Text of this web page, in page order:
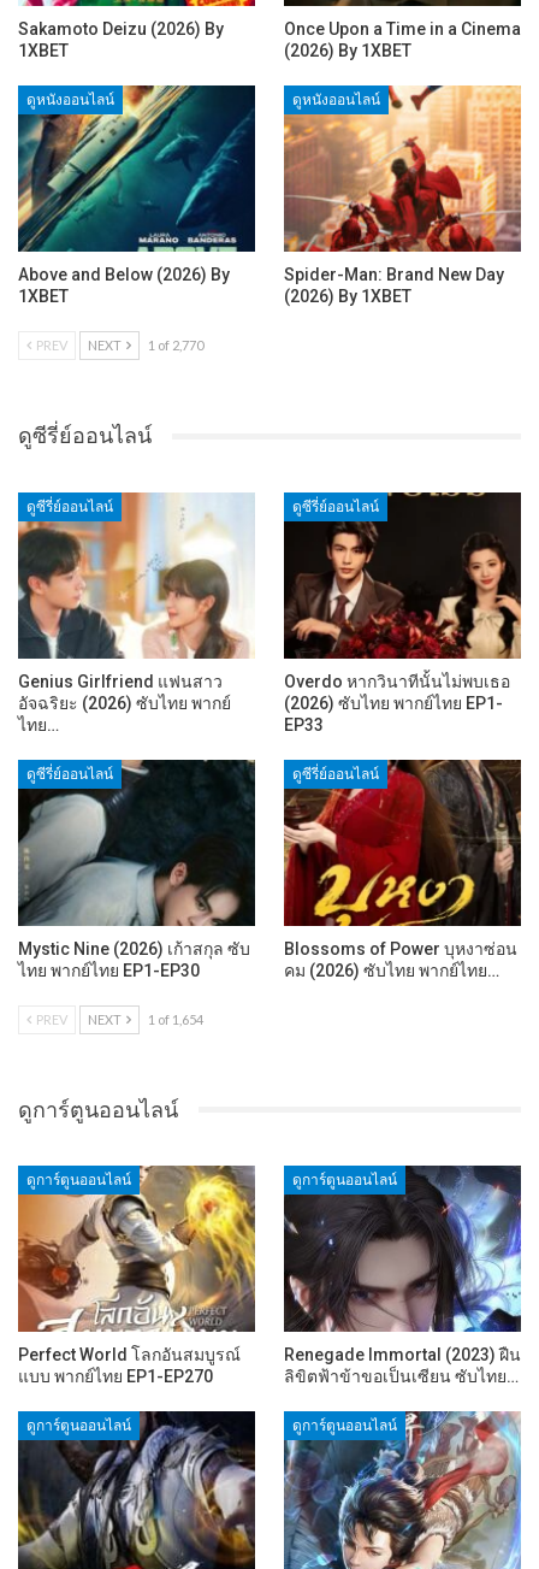
Sakamoto Deizu (2026) By
1XBET
Once Upon a Time in a Cinema
(2026) By 1XBET
ดูหนังออนไลน์
Above and Below (2026) By
1XBET
ดูหนังออนไลน์
Spider-Man: Brand New Day
(2026) By 1XBET
PREV NEXT 1 of 2,770
ดูซีรี่ย์ออนไลน์
ดูซีรี่ย์ออนไลน์
Genius Girlfriend แฟนสาว
อัจฉริยะ (2026) ซับไทย พากย์
ไทย…
ดูซีรี่ย์ออนไลน์
Overdo หากวินาทีนั้นไม่พบเธอ
(2026) ซับไทย พากย์ไทย EP1-
EP33
ดูซีรี่ย์ออนไลน์
Mystic Nine (2026) เก้าสกุล ซับ
ไทย พากย์ไทย EP1-EP30
ดูซีรี่ย์ออนไลน์
Blossoms of Power บุหงาซ่อน
คม (2026) ซับไทย พากย์ไทย…
PREV NEXT 1 of 1,654
ดูการ์ตูนออนไลน์
ดูการ์ตูนออนไลน์
Perfect World โลกอันสมบูรณ์
แบบ พากย์ไทย EP1-EP270
ดูการ์ตูนออนไลน์
Renegade Immortal (2023) ฝืน
ลิขิตฟ้าข้าขอเป็นเซียน ซับไทย…
ดูการ์ตูนออนไลน์ ดูการ์ตูนออนไลน์